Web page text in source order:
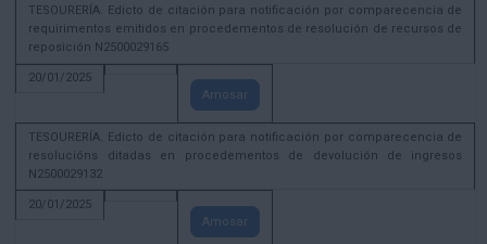
TESOURERÍA. Edicto de citación para notificación por comparecencia de
requirimentos emitidos en procedementos de resolución de recursos de
reposición N2500029165
20/01/2025
Amosar
TESOURERÍA. Edicto de citación para notificación por comparecencia de
resolucións ditadas en procedementos de devolución de ingresos
N2500029132
20/01/2025
Amosar